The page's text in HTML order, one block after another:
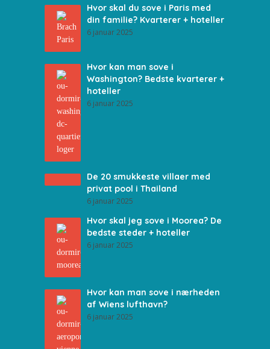
Hvor skal du sove i Paris med
din familie? Kvarterer + hoteller
6 januar 2025
Hvor kan man sove i
Washington? Bedste kvarterer +
hoteller
6 januar 2025
De 20 smukkeste villaer med
privat pool i Thailand
6 januar 2025
Hvor skal jeg sove i Moorea? De
bedste steder + hoteller
6 januar 2025
Hvor kan man sove i nærheden
af Wiens lufthavn?
6 januar 2025